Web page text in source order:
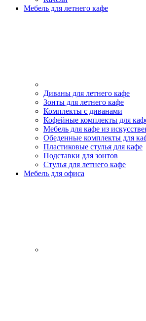
Мебель для летнего кафе
Диваны для летнего кафе
Зонты для летнего кафе
Комплекты с диванами
Кофейные комплекты для
Мебель для кафе из
Обеденные комплекты для
Пластиковые стулья для кафе
Подставки для зонтов
Стулья для летнего кафе
Мебель для офиса